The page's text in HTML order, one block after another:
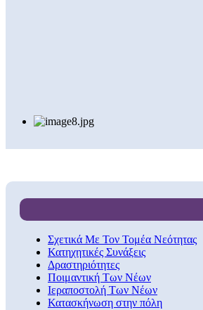
Σχετικά Με Τον Τομέα Νεότητας
Κατηχητικές Συνάξεις
Δραστηριότητες
Ποιμαντική Των Νέων
Ιεραποστολή Των Νέων
Κατασκήνωση στην πόλη